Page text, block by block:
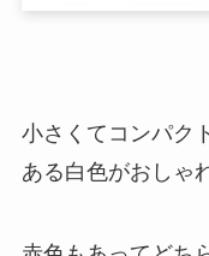
小さくてコンパク
ある白色がおしゃ